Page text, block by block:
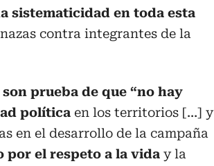
sistematicidad en toda esta
contra integrantes de la
son prueba de que “no hay
política en los territorios […] y
en el desarrollo de la campaña
por el respeto a la vida y la